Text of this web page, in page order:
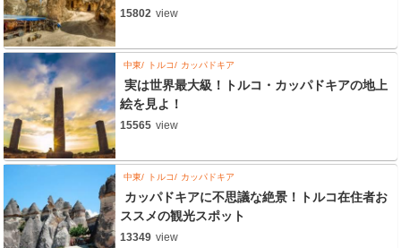
15802 view
中東 トルコ カッパドキア
実は世界最大級！トルコ・カッパドキアの地上
絵を見よ！
15565 view
中東 トルコ カッパドキア
カッパドキアに不思議な絶景！トルコ在住者お
ススメの観光スポット
13349 view